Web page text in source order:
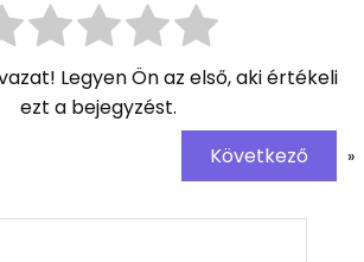
Legyen Ön az első, aki értékeli
ezt a bejegyzést.
Következő »